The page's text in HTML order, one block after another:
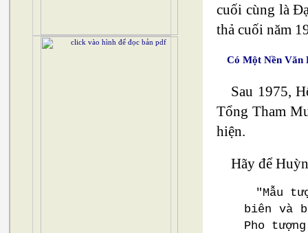
cuối cùng là
thả cuối năm
Có Một Nền
Sau 1975,
Tổng Tham
hiện.
Hãy để
"Mẫu
biên và
Pho